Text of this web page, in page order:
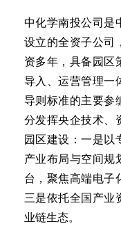
中化学南投公司是
设立的全资子公司
资多年，具备园区
导入、运营管理一
导则标准的主要参
分发挥央企技术、
园区建设：一是以
产业布局与空间规
台，聚焦高端电子
三是依托全国产业
业链生态。